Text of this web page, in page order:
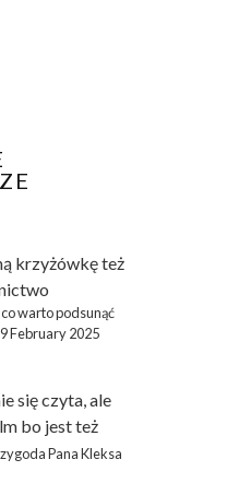
krzyżówkęteż
warto podsunąć
February 2025
się czyta, ale
bo jest też
Pana Kleksa